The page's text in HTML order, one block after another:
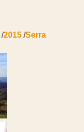
/2015 /Serra